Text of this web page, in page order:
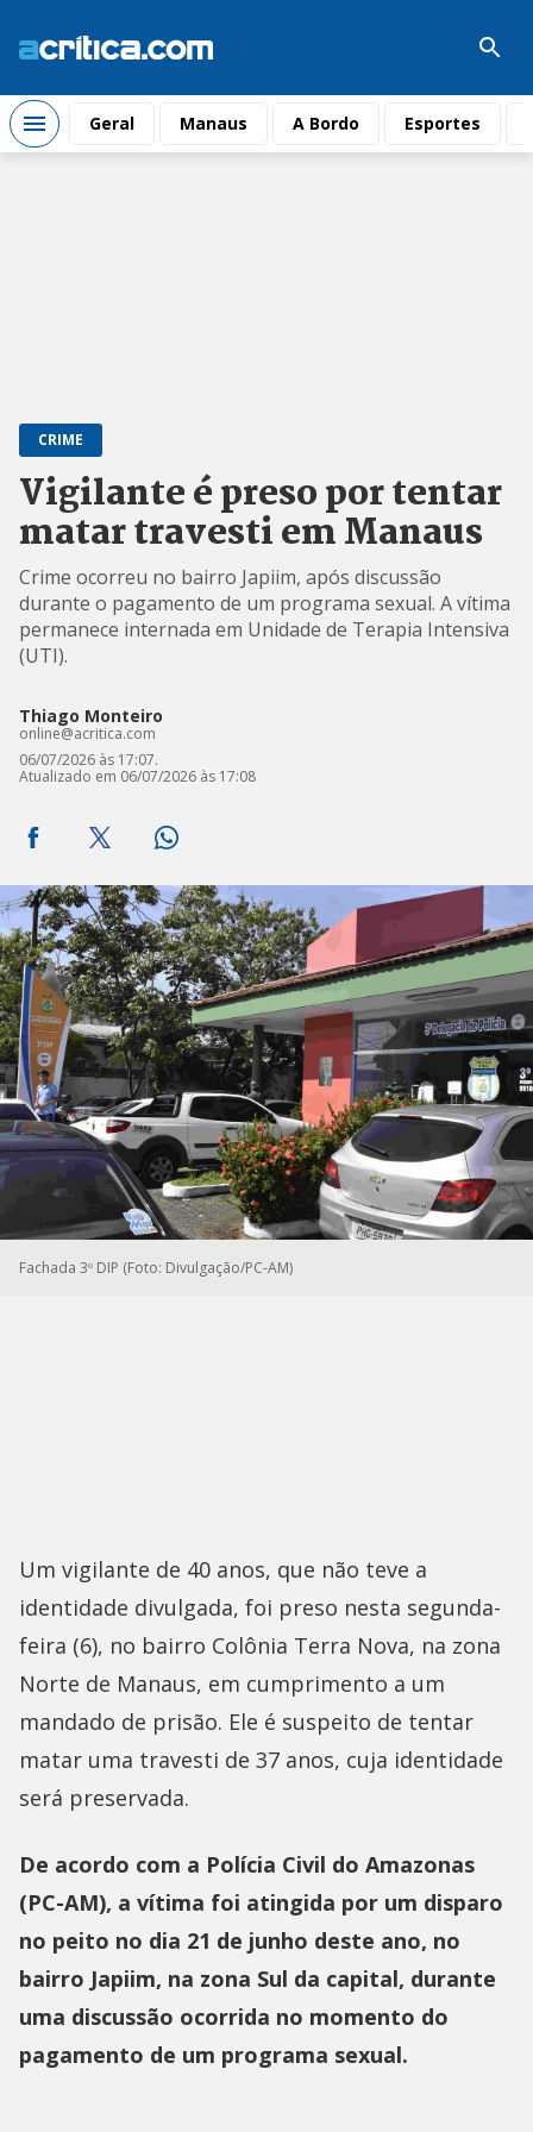
Geral Manaus A Bordo Esportes
CRIME
Vigilante é preso por tentar
matar travesti em Manaus
Crime ocorreu no bairro Japiim, após discussão
durante o pagamento de um programa sexual. A vítima
permanece internada em Unidade de Terapia Intensiva
(UTI).
Thiago Monteiro
online@acritica.com
06/07/2026 às 17:07.
Atualizado em 06/07/2026 às 17:08
Fachada 3º DIP (Foto: Divulgação/PC-AM)
Um vigilante de 40 anos, que não teve a
identidade divulgada, foi preso nesta segunda-
feira (6), no bairro Colônia Terra Nova, na zona
Norte de Manaus, em cumprimento a um
mandado de prisão. Ele é suspeito de tentar
matar uma travesti de 37 anos, cuja identidade
será preservada.
De acordo com a Polícia Civil do Amazonas
(PC-AM), a vítima foi atingida por um disparo
no peito no dia 21 de junho deste ano, no
bairro Japiim, na zona Sul da capital, durante
uma discussão ocorrida no momento do
pagamento de um programa sexual.